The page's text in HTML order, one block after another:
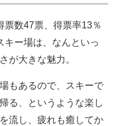
数47票、得票率13％
キー場は、なんといっ
が大きな魅力。
もあるので、スキーで
る、というような楽し
流し、疲れも癒してか